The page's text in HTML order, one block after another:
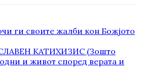
ги своите жалби кон Божјото
КАТИХИЗИС (Зошто
и живот според верата и